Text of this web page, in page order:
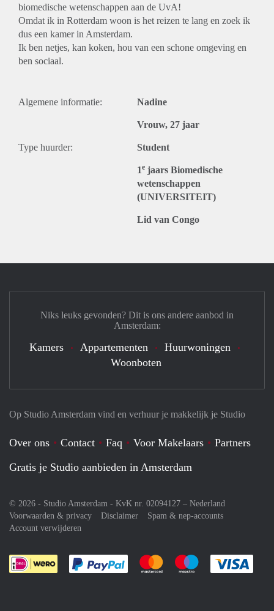
biomedische wetenschappen aan de UvA!
Omdat ik in Rotterdam woon is het reizen te lang en zoek ik
dus een kamer in Amsterdam.
Ik ben netjes, kan koken, hou van een schone omgeving en
ben sociaal.
Algemene informatie: Nadine
Vrouw, 27 jaar
Type huurder: Student
1e jaars Biomedische
wetenschappen
(UNIVERSITEIT)
Lid van Congo
Op Studio Amsterdam vind en verhuur je makkelijk je Studio
Over ons Contact Faq Voor Makelaars
Partners
Gratis je Studio aanbieden in Amsterdam
© 2026 - Studio Amsterdam - KvK nr. 02094127 – Nederland
Voorwaarden & privacy
Disclaimer
Spam & nep-accounts
Account verwijderen
Je rekent gemakkelijk af met Paypal
Je rekent gemakkelijk af met
Je rekent
Niks leuks gevonden? Dit is ons andere aanbod in
Amsterdam:
Kamers Appartementen
Huurwoningen
Woonboten